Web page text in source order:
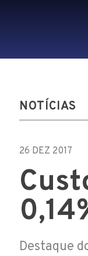
NOTÍCIAS
26 DEZ 2017
Destaque